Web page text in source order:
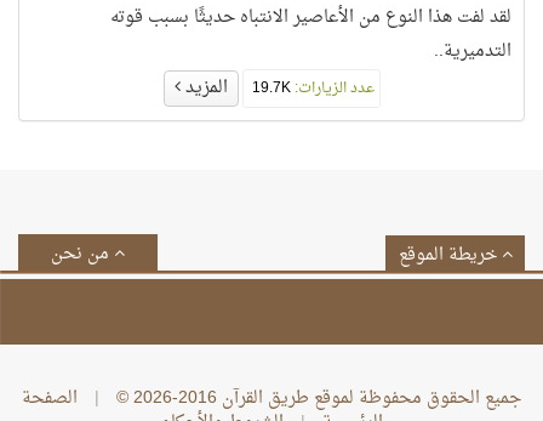
لقد لفت هذا النوع من الأعاصير الانتباه حديثًا بسبب قوته
التدميرية..
عدد الزيارات:19.7K المزيد
من نحن خريطة الموقع
جميع الحقوق محفوظة لموقع طريق القرآن 2016-2026 © | الصفحة